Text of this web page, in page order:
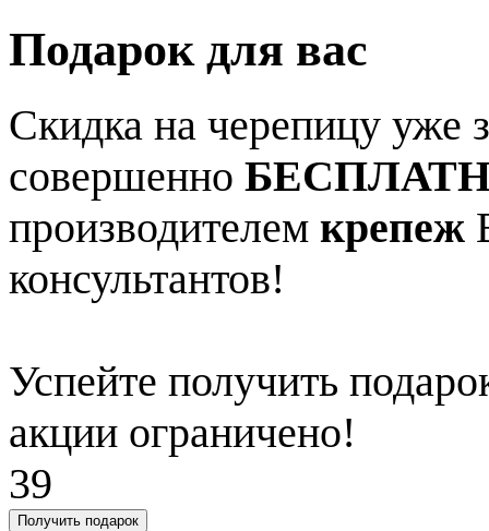
Подарок для вас
Скидка на черепицу уже
совершенно
производителем крепеж
консультантов!
Успейте получить
акции ограничено!
39
Получить подарок